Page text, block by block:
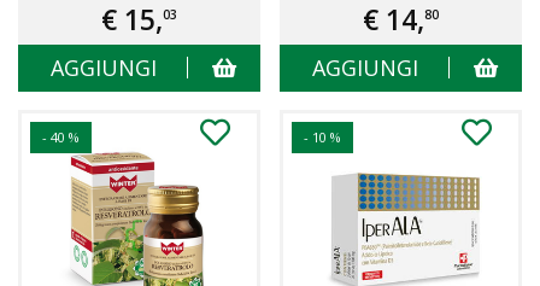
€ 15,03
AGGIUNGI
€ 14,80
AGGIUNGI
- 40 % - 10 %